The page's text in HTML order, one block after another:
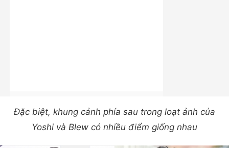
Đặc biệt, khung cảnh phía sau trong loạt ảnh của
Yoshi và Blew có nhiều điểm giống nhau